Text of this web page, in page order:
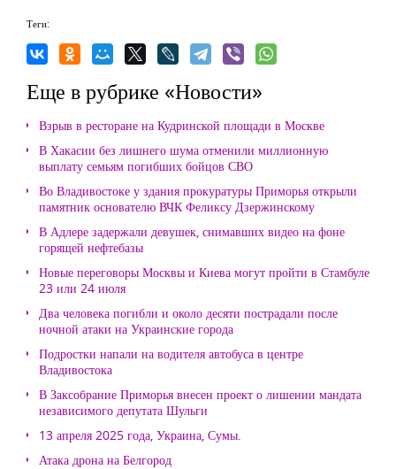
Теги:
Еще в рубрике «Новости»
Взрыв в ресторане на Кудринской площади в Москве
В Хакасии без лишнего шума отменили миллионную
выплату семьям погибших бойцов СВО
Во Владивостоке у здания прокуратуры Приморья открыли
памятник основателю ВЧК Феликсу Дзержинскому
В Адлере задержали девушек, снимавших видео на фоне
горящей нефтебазы
Новые переговоры Москвы и Киева могут пройти в Стамбуле
23 или 24 июля
Два человека погибли и около десяти пострадали после
ночной атаки на Украинские города
Подростки напали на водителя автобуса в центре
Владивостока
В Заксобрание Приморья внесен проект о лишении мандата
независимого депутата Шульги
13 апреля 2025 года, Украина, Сумы.
Атака дрона на Белгород